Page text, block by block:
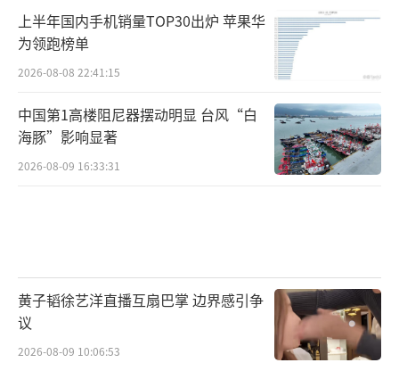
上半年国内手机销量TOP30出炉 苹果华
为领跑榜单
2026-08-08 22:41:15
中国第1高楼阻尼器摆动明显 台风“白
海豚”影响显著
2026-08-09 16:33:31
黄子韬徐艺洋直播互扇巴掌 边界感引争
议
2026-08-09 10:06:53